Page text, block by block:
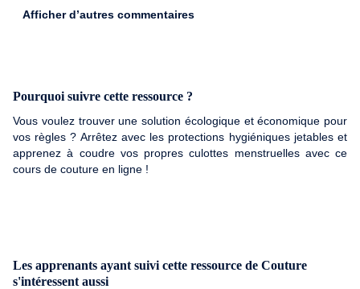
Afficher d’autres commentaires
Pourquoi suivre cette ressource ?
Vous voulez trouver une solution écologique et économique pour
vos règles ? Arrêtez avec les protections hygiéniques jetables et
apprenez à coudre vos propres culottes menstruelles avec ce
cours de couture en ligne !
Les apprenants ayant suivi cette ressource de Couture
s'intéressent aussi